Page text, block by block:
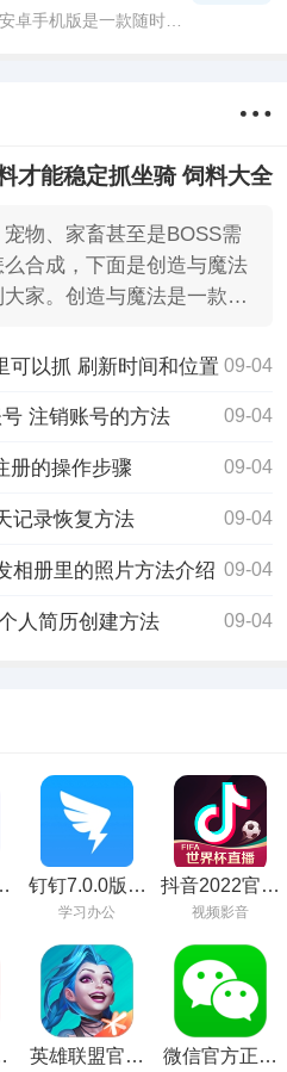
卓手机版是一款随时随
才能稳定抓坐骑 饲料大全
物、家畜甚至是BOSS需
合成，下面是创造与魔法
家。创造与魔法是一款沙
可以抓 刷新时间和位置 09-04
注销账号的方法 09-04
册的操作步骤 09-04
记录恢复方法 09-04
相册里的照片方法介绍 09-04
人简历创建方法 09-04
钉钉7.0.0版下
载
学习办公
抖音2022官方
最新版
视频影音
英雄联盟官方
微信官方正版